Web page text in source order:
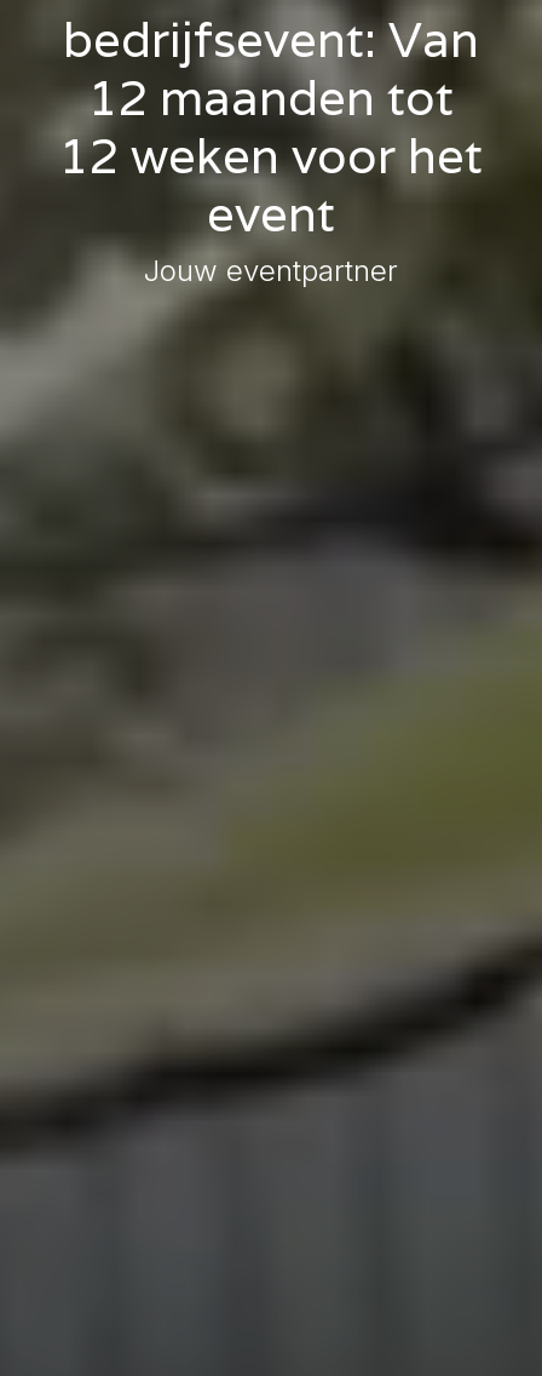
bedrijfsevent: Van
12 maanden tot
12 weken voor het
event
Jouw eventpartner